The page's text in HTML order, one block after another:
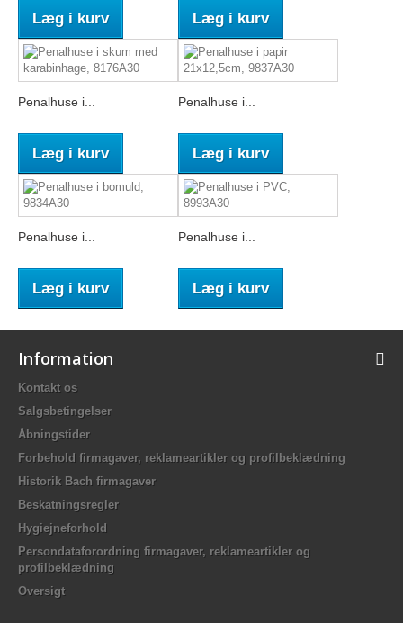
Læg i kurv Læg i kurv
Penalhuse i...
Læg i kurv
Penalhuse i...
Læg i kurv
Penalhuse i...
Læg i kurv
Penalhuse i...
Læg i kurv
Information
Kontakt os
Salgsbetingelser
Åbningstider
Forbehold firmagaver, reklameartikler og profilbeklædning
Historik Bach firmagaver
Beskatningsregler
Hygiejneforhold
Persondataforordning firmagaver, reklameartikler og
profilbeklædning
Oversigt